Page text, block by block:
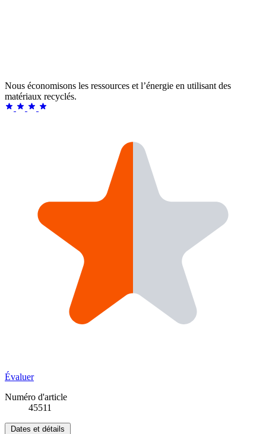
Nous économisons les ressources et l’énergie en utilisant des
matériaux recyclés.
Évaluer
Numéro d'article
45511
Dates et détails